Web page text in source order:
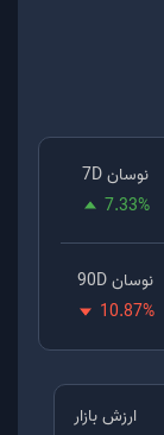
نوسان 7D
7.33%
نوسان 90D
10.87%
ارزش بازار